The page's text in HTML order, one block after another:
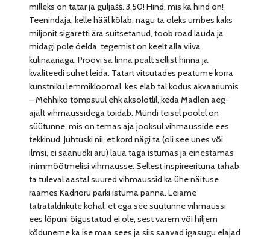
milleks on tatar ja guljašš. 3.50! Hind, mis ka hind on!
Teenindaja, kelle hääl kõlab, nagu ta oleks umbes kaks
miljonit sigaretti ära suitsetanud, toob road lauda ja
midagi pole öelda, tegemist on keelt alla viiva
kulinaariaga. Proovi sa linna pealt sellist hinna ja
kvaliteedi suhet leida. Tatart vitsutades peatume korra
kunstniku lemmikloomal, kes elab tal kodus akvaariumis
– Mehhiko tömpsuul ehk aksolotlil, keda Madlen aeg-
ajalt vihmaussidega toidab. Mündi teisel poolel on
süütunne, mis on temas aja jooksul vihmausside ees
tekkinud. Juhtuski nii, et kord nägi ta (oli see unes või
ilmsi, ei saanudki aru) laua taga istumas ja einestamas
inimmõõtmelisi vihmausse. Sellest inspireerituna tahab
ta tuleval aastal suured vihmaussid ka ühe näituse
raames Kadrioru parki istuma panna. Leiame
tatrataldrikute kohal, et ega see süütunne vihmaussi
ees lõpuni õigustatud ei ole, sest varem või hiljem
kõduneme ka ise maa sees ja siis saavad igasugu elajad